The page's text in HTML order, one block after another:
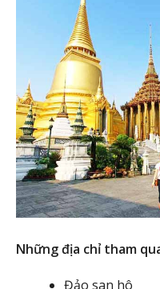
Những địa chỉ tham
Đảo san hô